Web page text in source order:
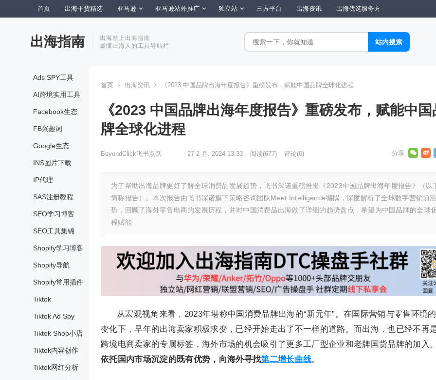
首页 出海干货精选 亚马逊 亚马逊站外推广 独立站 三方平台 出海资讯 出海优选服务方
出海指南
出海就上出海指南
最懂出海人的工具导航栏
Ads SPY工具
AI跨境实用工具
Facebook生态
FB兴趣词
Google生态
INS图片下载
IP代理
SAS注册教程
SEO学习博客
SEO工具集锦
Shopify学习博客
Shopify导航
Shopify常用插件
Tiktok
Tiktok Ad Spy
Tiktok Shop小店
Tiktok内容创作
Tiktok网红分析
首页 出海资讯 《2023 中国品牌出海年度报告》重磅发布，赋能中国品牌全球化进程
《2023 中国品牌出海年度报告》重磅发布，赋能中国
牌全球化进程
BeyondClick飞书点跃 27 2 月, 2024 13:33 阅读(677) 评论(0)
为了帮助出海品牌更好了解全球消费品发展趋势，飞书深诺重磅推出《2023中国品牌出海年度报告》（以
简称报告）。本次报告由飞书深诺旗下策略咨询团队Meet Intelligence编撰，深度解析了全球数字营销前
势，回顾了海外零售电商的发展历程，并对中国消费品出海做了详细的趋势盘点，希望为中国品牌的全球
程赋能
从宏观视角来看，2023年堪称中国消费品牌出海的“新元年”。在国际营销与零售环境
变化下，早年的出海卖家积极求变，已经开始走出了不一样的道路。而出海，也已经不再
跨境电商卖家的专属标签，海外市场的机会吸引了更多工厂型企业和老牌国货品牌的加入
依托国内市场沉淀的既有优势，向海外寻找第二增长曲线。